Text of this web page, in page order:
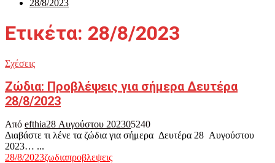
28/8/2023
Ετικέτα: 28/8/2023
Σχέσεις
Ζώδια: Προβλέψεις για σήμερα Δευτέρα
28/8/2023
Από efthia28 Αυγούστου 202305240
Διαβάστε τι λένε τα ζώδια για σήμερα Δευτέρα 28 Αυγούστου
2023… ...
28/8/2023ζωδιαπροβλεψεις